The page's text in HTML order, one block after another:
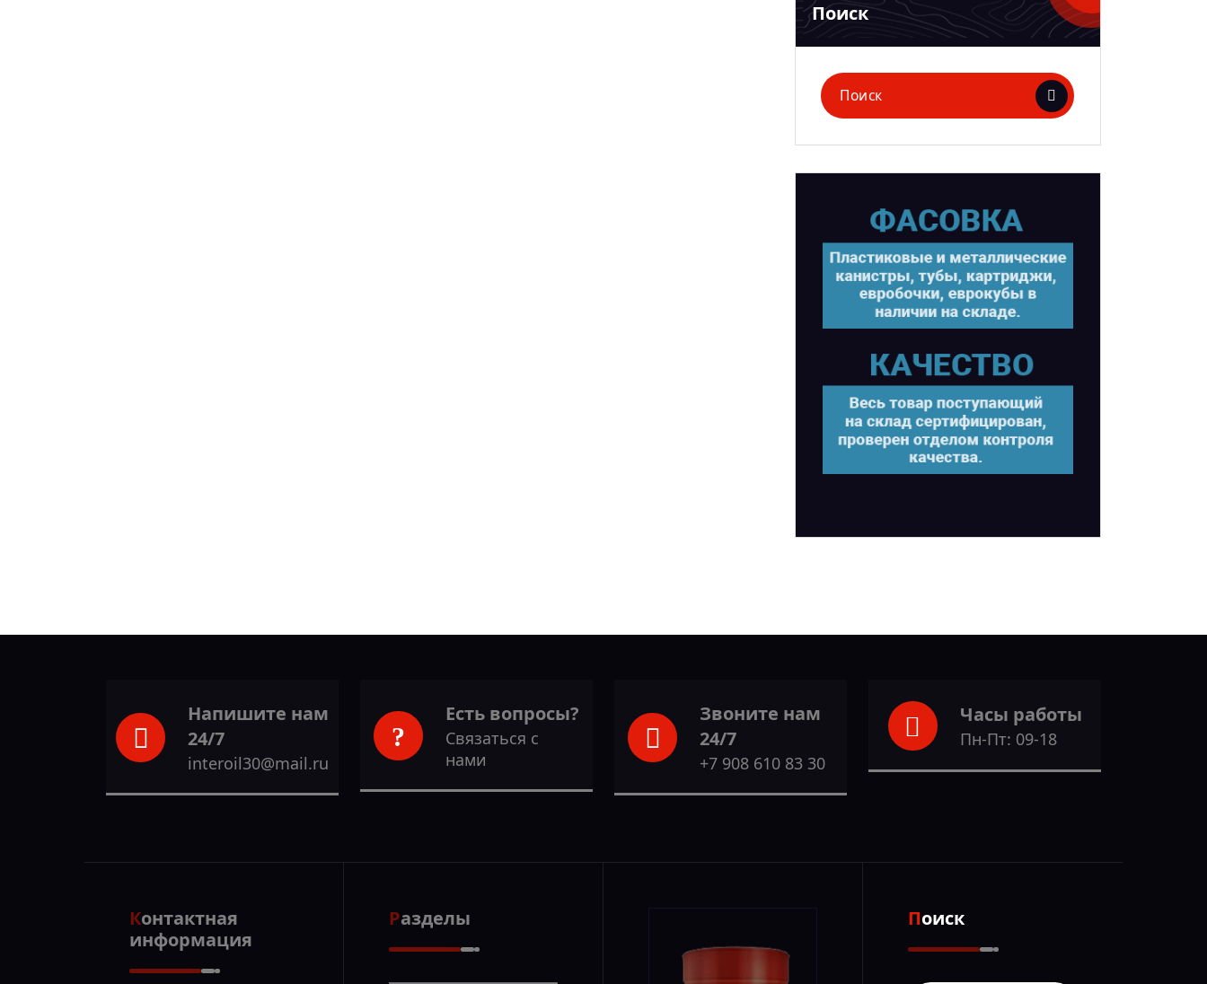
Поиск
Поиск
для:
Напишите нам
24/7
interoil30@mail.ru
Есть вопросы?
Связаться с
нами
Звоните нам
24/7
+7 908 610 83 30
Часы работы
Пн-Пт: 09-18
Контактная
информация
Разделы Поиск